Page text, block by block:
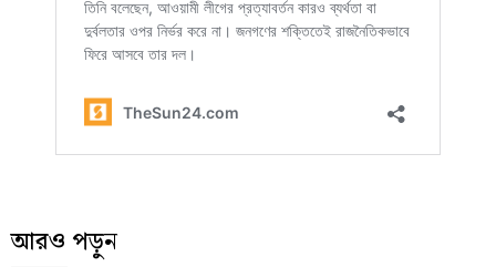
আরও পড়ুন